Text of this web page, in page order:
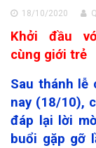
18/10/2020
Khởi đầu
cùng giới trẻ
Sau thánh lễ
nay (18/10),
đáp lại lời
buổi gặp gỡ